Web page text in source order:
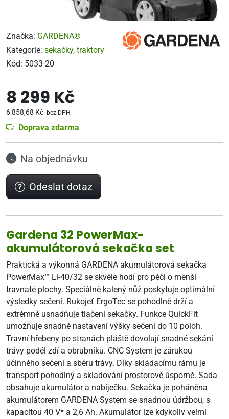
Značka: GARDENA®
Kategorie: sekačky, traktory
Kód: 5033-20
8 299 Kč
6 858,68 Kč bez DPH
Doprava zdarma
Na objednávku
Odeslat dotaz
Gardena 32 PowerMax-
akumulátorová sekačka set
Praktická a výkonná GARDENA akumulátorová sekačka
PowerMax™ Li-40/32 se skvěle hodí pro péči o menší
travnaté plochy. Speciálně kalený nůž poskytuje optimální
výsledky sečení. Rukojeť ErgoTec se pohodlně drží a
extrémně usnadňuje tlačení sekačky. Funkce QuickFit
umožňuje snadné nastavení výšky sečení do 10 poloh.
Travní hřebeny po stranách pláště dovolují snadné sekání
trávy podél zdí a obrubníků. CNC System je zárukou
účinného sečení a sběru trávy. Díky skládacímu rámu je
transport pohodlný a skladování prostorově úsporné. Sada
obsahuje akumulátor a nabíječku. Sekačka je poháněna
akumulátorem GARDENA System se snadnou údržbou, s
kapacitou 40 V* a 2,6 Ah. Akumulátor lze kdykoliv velmi